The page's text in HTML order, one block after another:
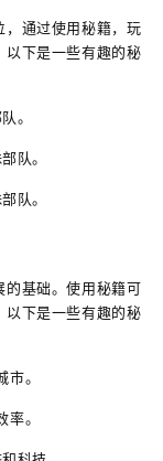
，通过使用秘籍，玩
以下是一些有趣的秘
。
队。
队。
的基础。使用秘籍可
以下是一些有趣的秘
。
。